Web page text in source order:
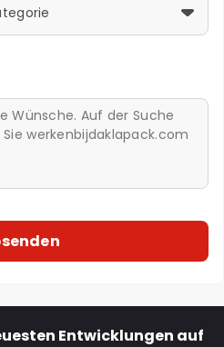
Entwicklungen auf